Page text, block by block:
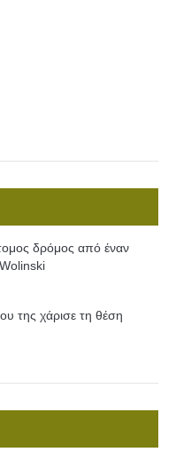
δρόμος από έναν
της χάρισε τη θέση